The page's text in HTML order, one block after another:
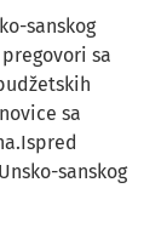
sanskog
sa
sa
sanskog